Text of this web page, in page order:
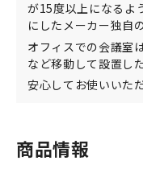
が15度以上になるよ
にしたメーカー独自
オフィスでの会議室
など移動して設置し
安心してお使いいた
商品情報